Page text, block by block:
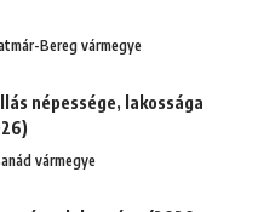
Bereg vármegye
népessége, lakossága
vármegye